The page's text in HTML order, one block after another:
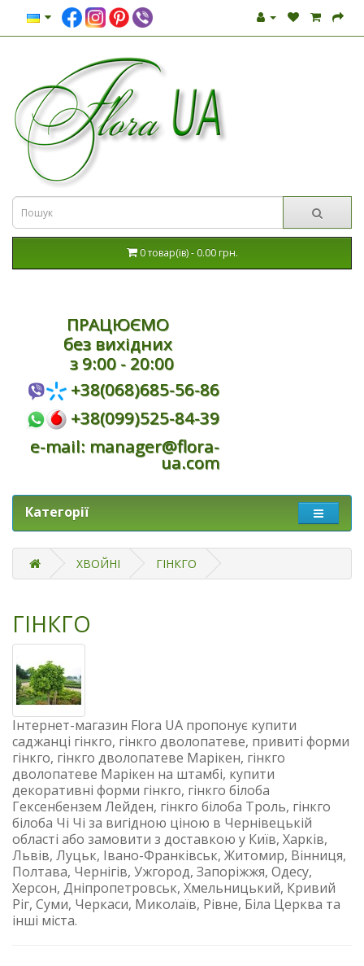
0 товар(ів) - 0.00 грн.
ПРАЦЮЄМО
без вихідних
з 9:00 - 20:00
+38(068)685-56-86
+38(099)525-84-39
e-mail: manager@flora-
ua.com
Категорії
ХВОЙНІ ГІНКГО
ГІНКГО
Інтернет-магазин Flora UA пропонує купити
саджанці гінкго, гінкго дволопатеве, привиті форми
гінкго, гінкго дволопатеве Марікен, гінкго
дволопатеве Марікен на штамбі, купити
декоративні форми гінкго, гінкго білоба
Гексенбензем Лейден, гінкго білоба Троль, гінкго
білоба Чі Чі за вигідною ціною в Чернівецькій
області або замовити з доставкою у Київ, Харків,
Львів, Луцьк, Івано-Франківськ, Житомир, Вінниця,
Полтава, Чернігів, Ужгород, Запоріжжя, Одесу,
Херсон, Дніпропетровськ, Хмельницький, Кривий
Ріг, Суми, Черкаси, Миколаїв, Рівне, Біла Церква та
інші міста.